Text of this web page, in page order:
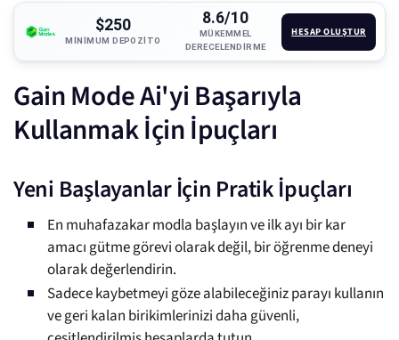
$250
MINIMUM DEPOZITO
8.6/10
MÜKEMMEL
DERECELENDIRME
HESAP OLUŞTUR
Gain Mode Ai'yi Başarıyla
Kullanmak İçin İpuçları
Yeni Başlayanlar İçin Pratik İpuçları
En muhafazakar modla başlayın ve ilk ayı bir kar
amacı gütme görevi olarak değil, bir öğrenme deneyi
olarak değerlendirin.
Sadece kaybetmeyi göze alabileceğiniz parayı kullanın
ve geri kalan birikimlerinizi daha güvenli,